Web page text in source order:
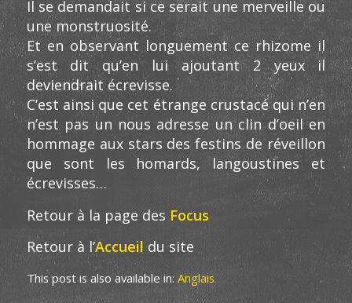
Il se demandait si ce serait une merveille ou
une monstruosité.
Et en observant longuement ce rhizome il
s’est dit qu’en lui ajoutant 2 yeux il
deviendrait écrevisse.
C’est ainsi que cet étrange crustacé qui n’en
n’est pas un nous adresse un clin d’oeil en
hommage aux stars des festins de réveillon
que sont les homards, langoustines et
écrevisses…
Retour à la page des Focus
Retour à l’Accueil du site
This post is also available in: Anglais